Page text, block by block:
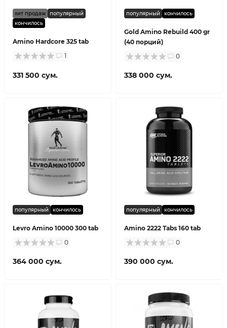
хит продаж
популярный
кончилось
Amino Hardcore 325 tab
1
331 500 сум.
популярный кончилось
Gold Amino Rebuild 400 gr
(40 порций)
0
338 000 сум.
популярный кончилось
Levro Amino 10000 300 tab
0
364 000 сум.
популярный кончилось
Amino 2222 Tabs 160 tab
0
390 000 сум.